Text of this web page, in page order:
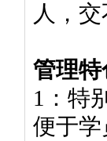
人，
管理特
1 ：特
便于